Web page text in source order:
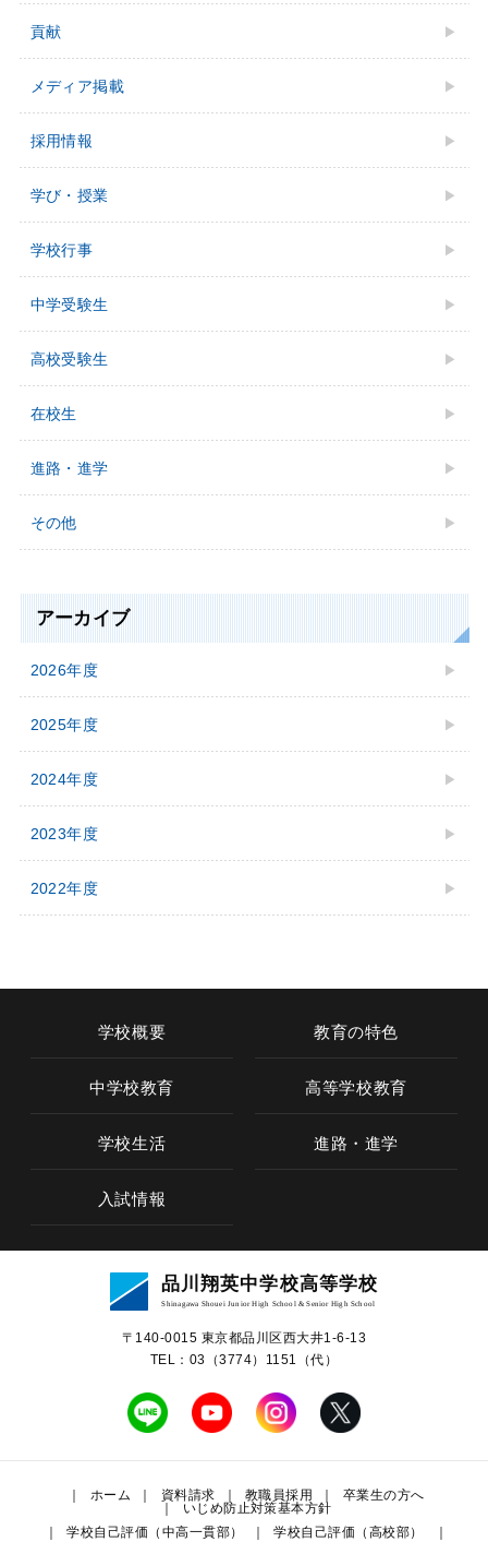
高等学校教育
進路・進学
貢献
メディア掲載
採用情報
学び・授業
学校行事
中学受験⽣
⾼校受験⽣
在校生
進路・進学
その他
アーカイブ
2026年度
2025年度
2024年度
2023年度
2022年度
学校概要 教育の特色
中学校教育 高等学校教育
学校生活 進路・進学
入試情報
品川翔英中学校高等学校
Shinagawa Shouei Junior High School & Senior High School
〒140-0015 東京都品川区⻄⼤井1-6-13
TEL：03（3774）1151（代）
ホーム 資料請求 教職員採用
卒業生の方へ
いじめ防止対策基本方針
学校自己評価（中高一貫部）
学校自己評価（高校部）